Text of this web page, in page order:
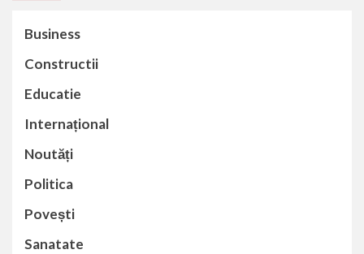
Business
Constructii
Educatie
Internațional
Noutăți
Politica
Povești
Sanatate